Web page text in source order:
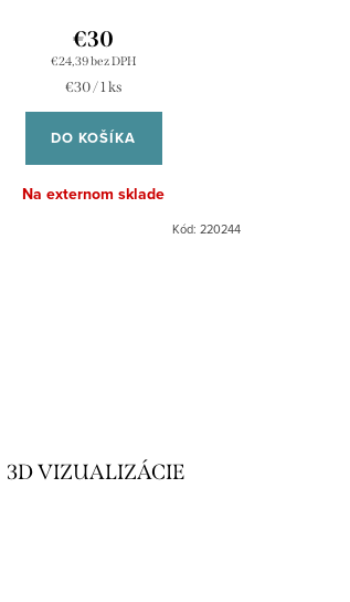
€24,39 bez DPH
€30
Jednotková
cena:
€30 / 1 ks
DO KOŠÍKA
Na externom sklade
Kód: 220244
3D VIZUALIZÁCIE